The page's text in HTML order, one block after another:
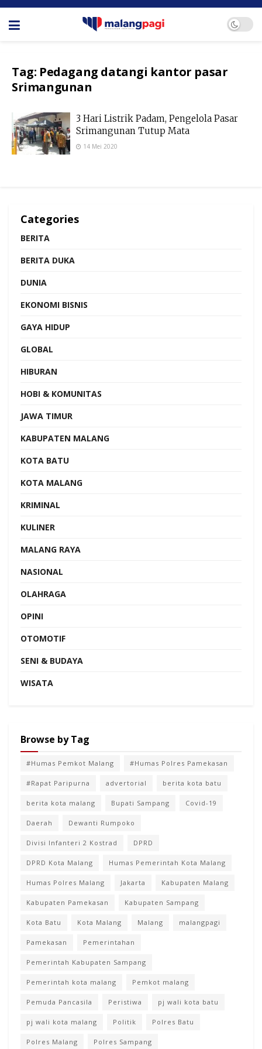
Tag: Pedagang datangi kantor pasar
Srimangunan
3 Hari Listrik Padam, Pengelola Pasar
Srimangunan Tutup Mata
14 Mei 2020
Categories
BERITA
BERITA DUKA
DUNIA
EKONOMI BISNIS
GAYA HIDUP
GLOBAL
HIBURAN
HOBI & KOMUNITAS
JAWA TIMUR
KABUPATEN MALANG
KOTA BATU
KOTA MALANG
KRIMINAL
KULINER
MALANG RAYA
NASIONAL
OLAHRAGA
OPINI
OTOMOTIF
SENI & BUDAYA
WISATA
Browse by Tag
#Humas Pemkot Malang #Humas Polres Pamekasan
#Rapat Paripurna advertorial berita kota batu
berita kota malang Bupati Sampang Covid-19
Daerah Dewanti Rumpoko
Divisi Infanteri 2 Kostrad DPRD
DPRD Kota Malang Humas Pemerintah Kota Malang
Humas Polres Malang Jakarta Kabupaten Malang
Kabupaten Pamekasan Kabupaten Sampang
Kota Batu Kota Malang Malang malangpagi
Pamekasan Pemerintahan
Pemerintah Kabupaten Sampang
Pemerintah kota malang Pemkot malang
Pemuda Pancasila Peristiwa pj wali kota batu
pj wali kota malang Politik Polres Batu
Polres Malang Polres Sampang